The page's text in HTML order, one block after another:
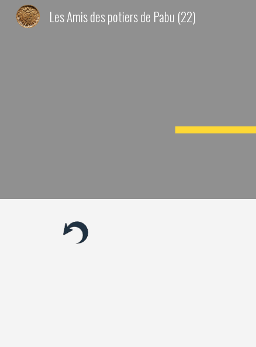
Les Amis des potiers de Pabu (22)